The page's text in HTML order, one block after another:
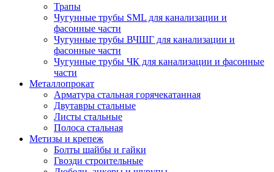
Трапы
Чугунные трубы SML для канализации и
фасонные части
Чугунные трубы ВЧШГ для канализации и
фасонные части
Чугунные трубы ЧК для канализации и фасонные
части
Металлопрокат
Арматура стальная горячекатанная
Двутавры стальные
Листы стальные
Полоса стальная
Метизы и крепеж
Болты шайбы и гайки
Гвозди строительные